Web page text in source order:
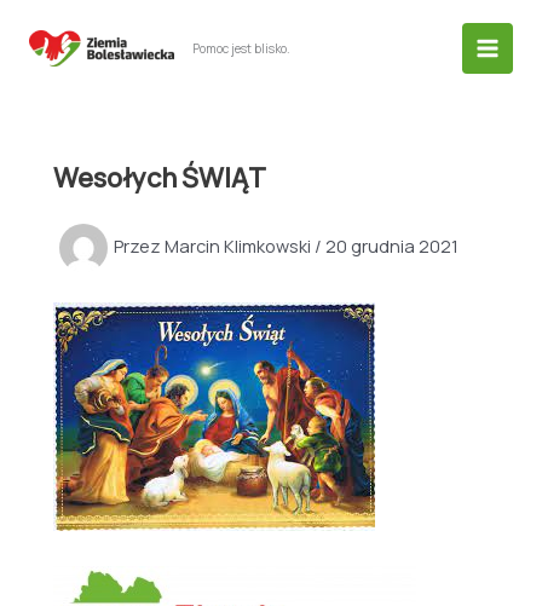
Pomoc jest blisko.
Wesołych ŚWIĄT
Przez Marcin Klimkowski / 20 grudnia 2021